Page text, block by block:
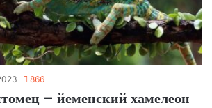
866
– йеменский хамелеон